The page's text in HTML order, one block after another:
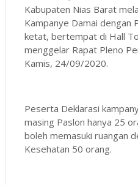
Kabupaten Nias Barat
Kampanye Damai dengan
ketat, bertempat di Hall
menggelar Rapat Pleno
Kamis, 24/09/2020.
Peserta Deklarasi
masing Paslon hanya 25
boleh memasuki ruangan
Kesehatan 50 orang.